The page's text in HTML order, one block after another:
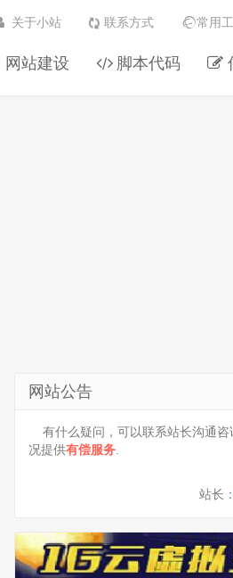
网站建设 脚本代码
关于小站 联系方式 常用
网站公告
有什么疑问，可以联系站长沟通咨
况提供有偿服务.
站长：